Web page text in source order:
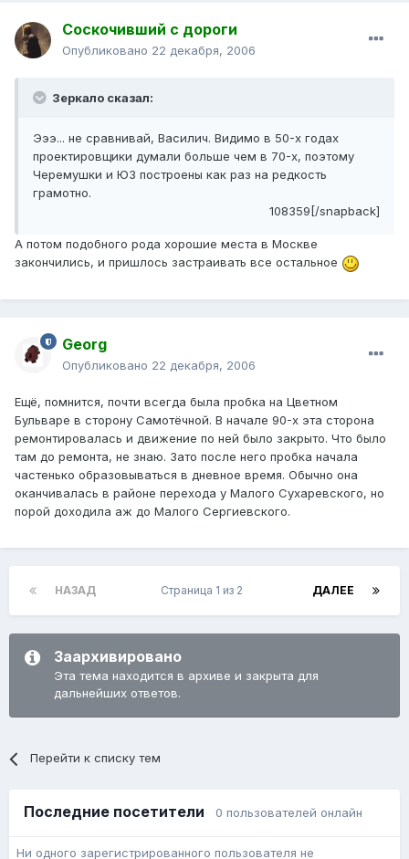
Соскочивший с дороги
Опубликовано 22 декабря, 2006
Зеркало сказал:
Эээ... не сравнивай, Василич. Видимо в 50-х годах
проектировщики думали больше чем в 70-х, поэтому
Черемушки и ЮЗ построены как раз на редкость
грамотно.
108359[/snapback]
А потом подобного рода хорошие места в Москве
закончились, и пришлось застраивать все остальное
Georg
Опубликовано 22 декабря, 2006
Ещё, помнится, почти всегда была пробка на Цветном
Бульваре в сторону Самотёчной. В начале 90-х эта сторона
ремонтировалась и движение по ней было закрыто. Что было
там до ремонта, не знаю. Зато после него пробка начала
частенько образовываться в дневное время. Обычно она
оканчивалась в районе перехода у Малого Сухаревского, но
порой доходила аж до Малого Сергиевского.
НАЗАД ДАЛЕЕ
Страница 1 из 2
Заархивировано
Эта тема находится в архиве и закрыта для
дальнейших ответов.
Перейти к списку тем
Последние посетители 0 пользователей онлайн
Ни одного зарегистрированного пользователя не